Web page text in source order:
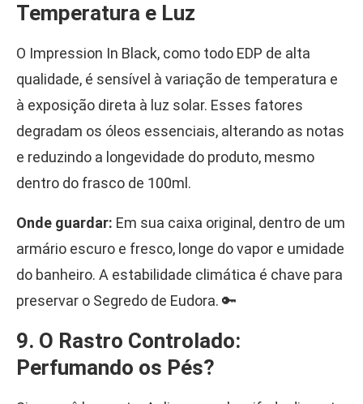
Temperatura e Luz
O Impression In Black, como todo EDP de alta
qualidade, é sensível à variação de temperatura e
à exposição direta à luz solar. Esses fatores
degradam os óleos essenciais, alterando as notas
e reduzindo a longevidade do produto, mesmo
dentro do frasco de 100ml.
Onde guardar: Em sua caixa original, dentro de um
armário escuro e fresco, longe do vapor e umidade
do banheiro. A estabilidade climática é chave para
preservar o Segredo de Eudora. 🔑
9. O Rastro Controlado:
Perfumando os Pés?